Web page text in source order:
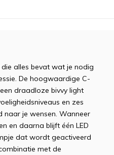
alles bevat wat je nodig
De hoogwaardige C-
draadloze bivvy light
en zes
naar je wensen. Wanneer
en daarna blijft één LED
dat wordt geactiveerd
met de